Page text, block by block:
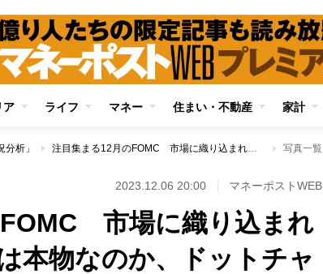
ア ライフ マネー 住まい・不動産 家計
析」 注目集まる12月のFOMC 市場に織り込まれた「利下げ期待」は本物なのか、ドットチャートがポイントに 写真一覧
2023.12.06 20:00 マネーポストWEB
市場に織り込まれ
本物なのか、ドットチャ